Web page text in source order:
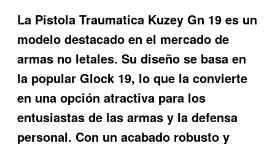
La Pistola Traumatica Kuzey Gn 19 es un
modelo destacado en el mercado de
armas no letales. Su diseño se basa en
la popular Glock 19, lo que la convierte
en una opción atractiva para los
entusiastas de las armas y la defensa
personal. Con un acabado robusto y